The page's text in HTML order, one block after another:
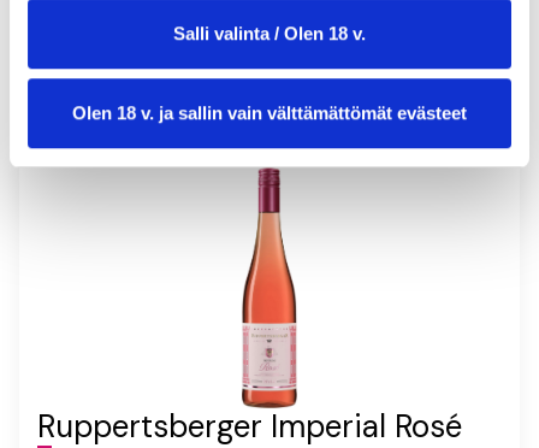
Salli valinta / Olen 18 v.
Olen 18 v. ja sallin vain välttämättömät evästeet
Ruppertsberger Imperial Rosé